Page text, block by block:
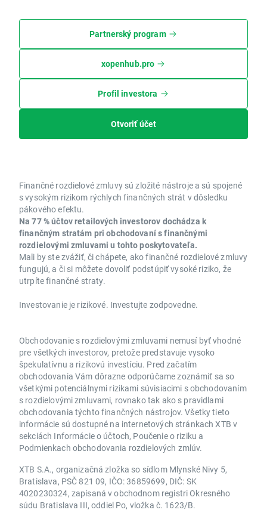
Partnerský program
xopenhub.pro
Profil investora
Otvoriť účet
Finančné rozdielové zmluvy sú zložité nástroje a sú spojené
s vysokým rizikom rýchlych finančných strát v dôsledku
pákového efektu.
Na 77 % účtov retailových investorov dochádza k
finančným stratám pri obchodovaní s finančnými
rozdielovými zmluvami u tohto poskytovateľa.
Mali by ste zvážiť, či chápete, ako finančné rozdielové zmluvy
fungujú, a či si môžete dovoliť podstúpiť vysoké riziko, že
utrpíte finančné straty.
Investovanie je rizikové. Investujte zodpovedne.
Obchodovanie s rozdielovými zmluvami nemusí byť vhodné
pre všetkých investorov, pretože predstavuje vysoko
špekulatívnu a rizikovú investíciu. Pred začatím
obchodovania Vám dôrazne odporúčame zoznámiť sa so
všetkými potenciálnymi rizikami súvisiacimi s obchodovaním
s rozdielovými zmluvami, rovnako tak ako s pravidlami
obchodovania týchto finančných nástrojov. Všetky tieto
informácie sú dostupné na internetových stránkach XTB v
sekciách Informácie o účtoch, Poučenie o riziku a
Podmienkach obchodovania rozdielových zmlúv.
XTB S.A., organizačná zložka so sídlom Mlynské Nivy 5,
Bratislava, PSČ 821 09, IČO: 36859699, DIČ: SK
4020230324, zapísaná v obchodnom registri Okresného
súdu Bratislava III, oddiel Po, vložka č. 1623/B.